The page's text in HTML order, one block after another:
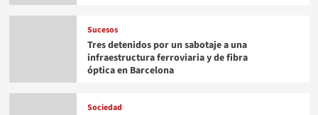
Sucesos
Tres detenidos por un sabotaje a una
infraestructura ferroviaria y de fibra
óptica en Barcelona
Sociedad